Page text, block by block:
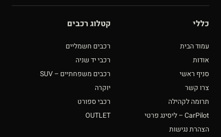
כללי
עמוד הבית
אודות
סניף ראשי
צרו קשר
תרומה לקהילה
CarPilot – ליסינג פרטי
הצהרת נגישות
קטלוג רכבים
רכבים חשמליים
רכבי יד שניה
רכבים משפחתיים – SUV
יוקרה
רכבי ספורט
OUTLET